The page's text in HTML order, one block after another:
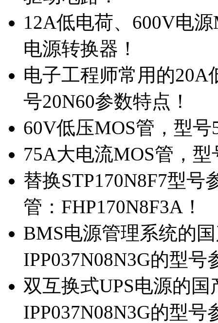
12A低电荷、600V电
电源转换器！
电子工程师常用的20A
号20N60参数特点！
60V低压MOS管，型
75A大电流MOS管，
替换STP170N8F7型
管：FHP170N8F3A！
BMS电源管理系统的
IPP037N08N3G的型号
双互换式UPS电源的
IPP037N08N3G的型号